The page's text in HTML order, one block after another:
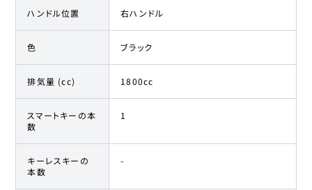
ハンドル位置 右ハンドル
色 ブラック
排気量 (cc) 1800cc
スマートキーの本
数
1
キーレスキーの
本数
-